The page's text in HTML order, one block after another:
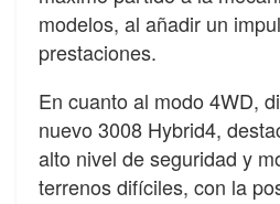
modelos, al añadir un
prestaciones.
En cuanto al modo 4WD,
nuevo 3008 Hybrid4,
alto nivel de seguridad y
terrenos difíciles, con la